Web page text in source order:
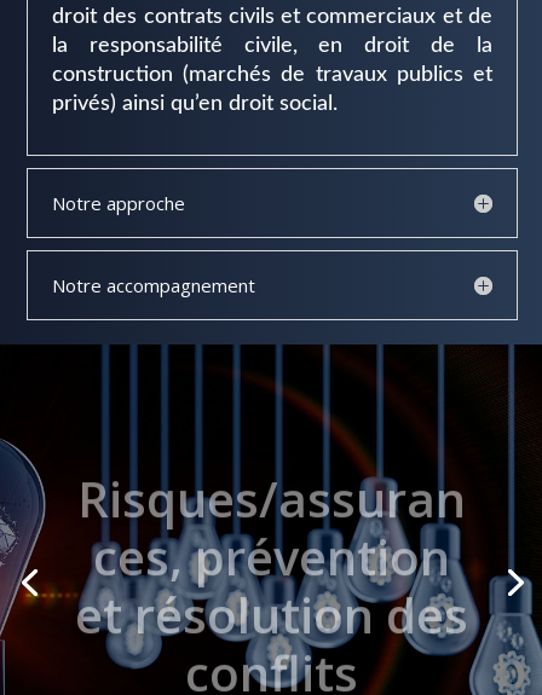
droit des contrats civils et commerciaux et de
la responsabilité civile, en droit de la
construction (marchés de travaux publics et
privés) ainsi qu’en droit social.
Notre approche
Notre accompagnement
Risques/assuran
ces, prévention
et résolution des
conflits